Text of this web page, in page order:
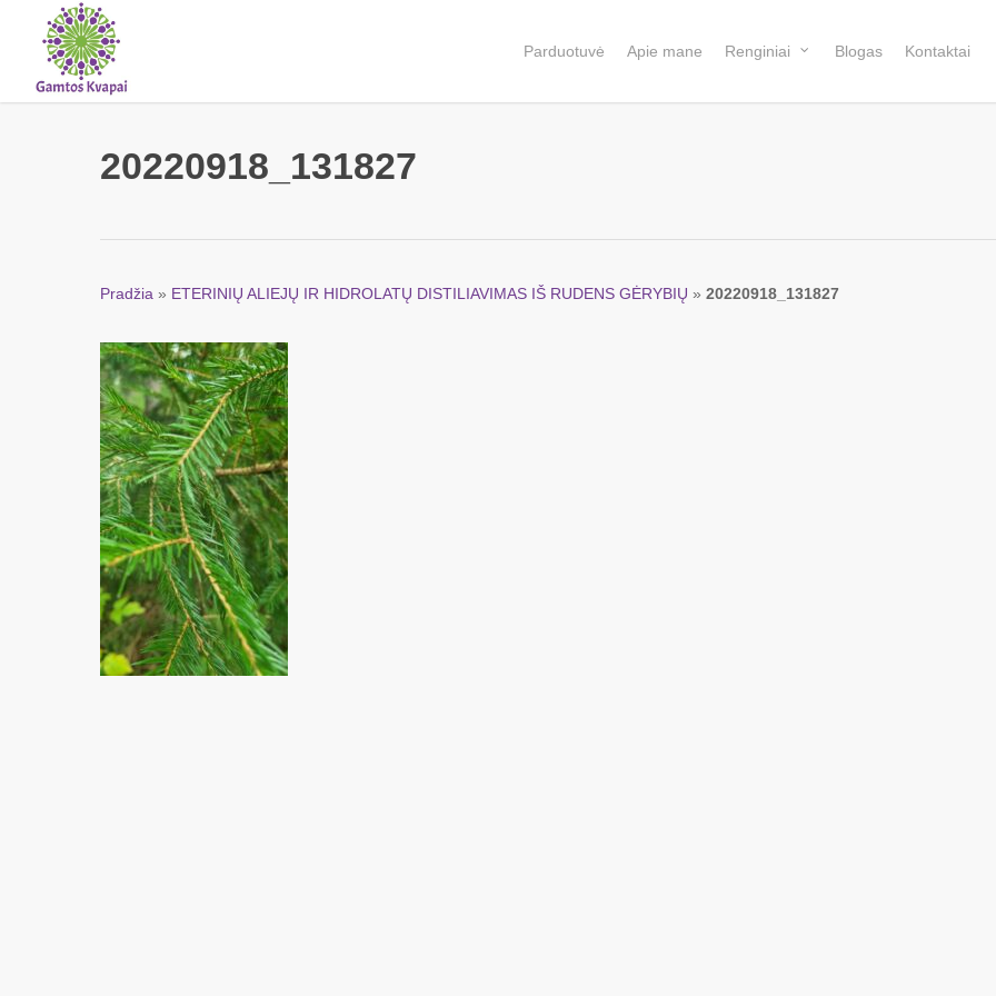
content
Parduotuvė Apie mane Renginiai Blogas Kontaktai
20220918_131827
Pradžia » ETERINIŲ ALIEJŲ IR HIDROLATŲ DISTILIAVIMAS IŠ RUDENS GĖRYBIŲ » 20220918_131827